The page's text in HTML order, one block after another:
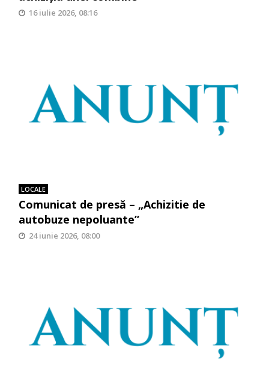
16 iulie 2026, 08:16
LOCALE
Comunicat de presă – „Achizitie de
autobuze nepoluante”
24 iunie 2026, 08:00